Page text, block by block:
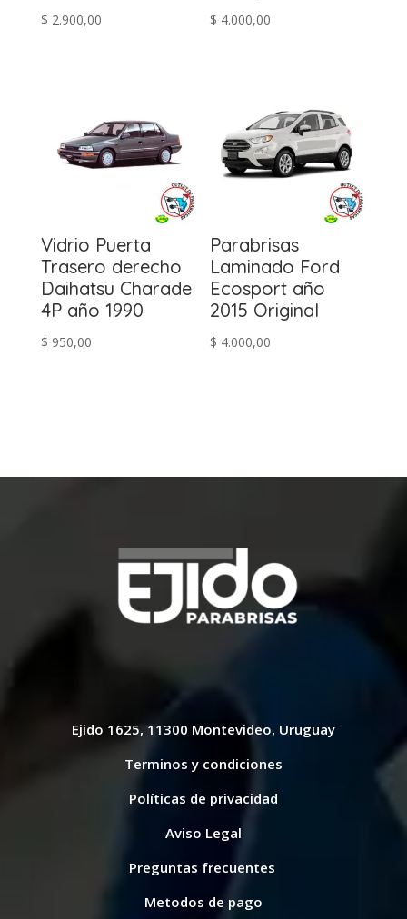
$ 2.900,00 $ 4.000,00
Vidrio Puerta
Trasero derecho
Daihatsu Charade
4P año 1990
$ 950,00
Parabrisas
Laminado Ford
Ecosport año
2015 Original
$ 4.000,00
Ejido 1625, 11300 Montevideo, Uruguay
Terminos y condiciones
Políticas de privacidad
Aviso Legal
Preguntas frecuentes
Metodos de pago